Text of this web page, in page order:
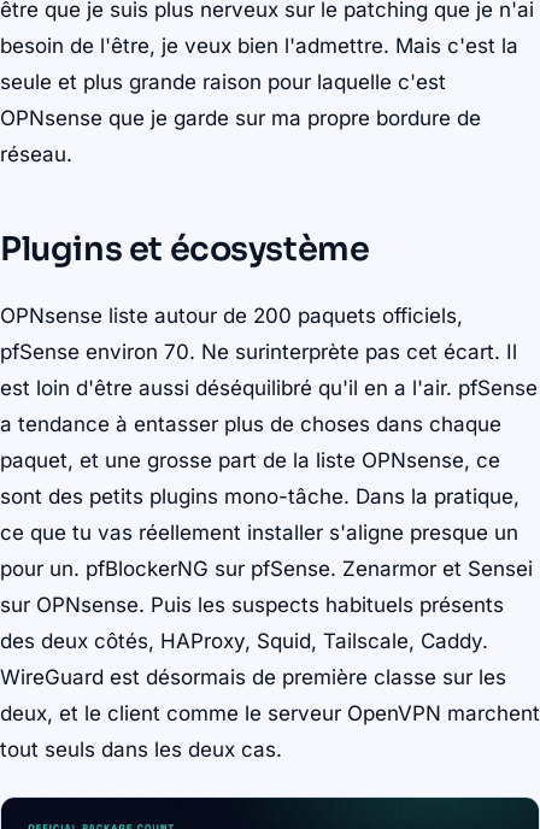
être que je suis plus nerveux sur le patching que je n'ai
besoin de l'être, je veux bien l'admettre. Mais c'est la
seule et plus grande raison pour laquelle c'est
OPNsense que je garde sur ma propre bordure de
réseau.
Plugins et écosystème
OPNsense liste autour de 200 paquets officiels,
pfSense environ 70. Ne surinterprète pas cet écart. Il
est loin d'être aussi déséquilibré qu'il en a l'air. pfSense
a tendance à entasser plus de choses dans chaque
paquet, et une grosse part de la liste OPNsense, ce
sont des petits plugins mono-tâche. Dans la pratique,
ce que tu vas réellement installer s'aligne presque un
pour un. pfBlockerNG sur pfSense. Zenarmor et Sensei
sur OPNsense. Puis les suspects habituels présents
des deux côtés, HAProxy, Squid, Tailscale, Caddy.
WireGuard est désormais de première classe sur les
deux, et le client comme le serveur OpenVPN marchent
tout seuls dans les deux cas.